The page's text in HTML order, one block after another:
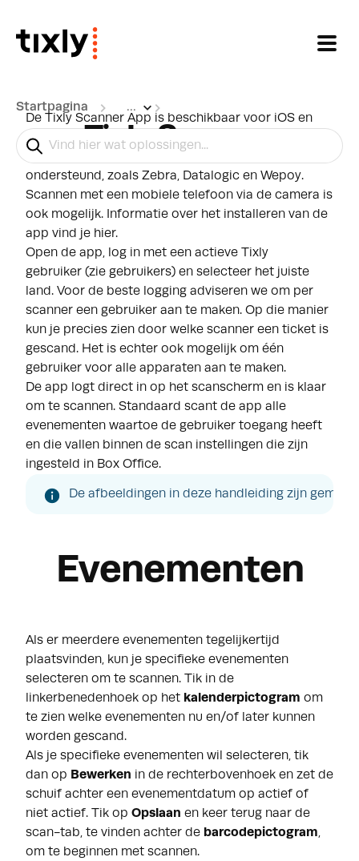
Startpagina ...
Tixly Scanner
De Tixly Scanner App is beschikbaar voor iOS en
Android apparaten.
Op Android wordt een breed scala aan scanners
ondersteund, zoals Zebra, Datalogic en Wepoy.
Scannen met een mobiele telefoon via de camera is
ook mogelijk. Informatie over het installeren van de
app vind je hier.
Open de app, log in met een actieve Tixly
gebruiker (zie gebruikers) en selecteer het juiste
land. Voor de beste logging adviseren we om per
scanner een gebruiker aan te maken. Op die manier
kun je precies zien door welke scanner een ticket is
gescand. Het is echter ook mogelijk om één
gebruiker voor alle apparaten aan te maken.
De app logt direct in op het scanscherm en is klaar
om te scannen. Standaard scant de app alle
evenementen waartoe de gebruiker toegang heeft
en die vallen binnen de scan instellingen die zijn
ingesteld in Box Office.
De afbeeldingen in deze handleiding zijn
Evenementen
Als er meerdere evenementen tegelijkertijd
plaatsvinden, kun je specifieke evenementen
selecteren om te scannen. Tik in de
linkerbenedenhoek op het kalenderpictogram om
te zien welke evenementen nu en/of later kunnen
worden gescand.
Als je specifieke evenementen wil selecteren, tik
dan op Bewerken in de rechterbovenhoek en zet de
schuif achter een evenementdatum op actief of
niet actief. Tik op Opslaan en keer terug naar de
scan-tab, te vinden achter de barcodepictogram,
om te beginnen met scannen.